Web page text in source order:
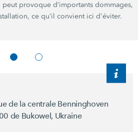
peut provoque d’importants dommages,
ce qu’il convient ici d'éviter.
de la centrale Benninghoven
de Bukowel, Ukraine